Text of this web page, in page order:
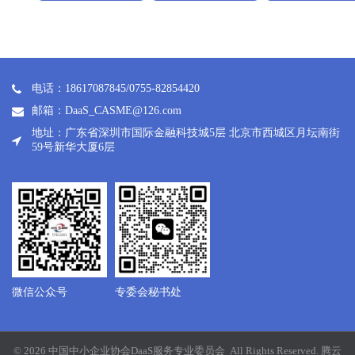
电话：18617087845/0755-82854420
邮箱：DaaS_CASME@126.com
地址：广东省深圳市国际金融科技城5层 北京市西城区月坛南街
59号新华大厦6层
微信公众号 专委会秘书处
© 2026 中国中小企业协会DaaS服务专业委员会 All Rights Reserved. 腾云